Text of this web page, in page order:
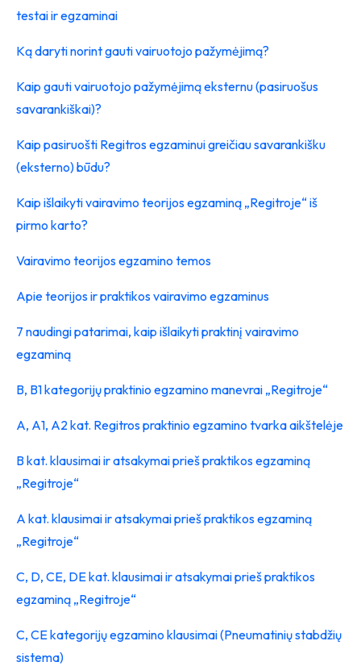
testai ir egzaminai
Ką daryti norint gauti vairuotojo pažymėjimą?
Kaip gauti vairuotojo pažymėjimą eksternu (pasiruošus
savarankiškai)?
Kaip pasiruošti Regitros egzaminui greičiau savarankišku
(eksterno) būdu?
Kaip išlaikyti vairavimo teorijos egzaminą „Regitroje“ iš
pirmo karto?
Vairavimo teorijos egzamino temos
Apie teorijos ir praktikos vairavimo egzaminus
7 naudingi patarimai, kaip išlaikyti praktinį vairavimo
egzaminą
B, B1 kategorijų praktinio egzamino manevrai „Regitroje“
A, A1, A2 kat. Regitros praktinio egzamino tvarka aikštelėje
B kat. klausimai ir atsakymai prieš praktikos egzaminą
„Regitroje“
A kat. klausimai ir atsakymai prieš praktikos egzaminą
„Regitroje“
C, D, CE, DE kat. klausimai ir atsakymai prieš praktikos
egzaminą „Regitroje“
C, CE kategorijų egzamino klausimai (Pneumatinių stabdžių
sistema)